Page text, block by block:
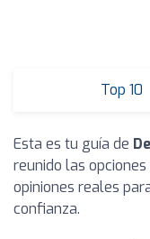
Top 10
Esta es tu guía de
reunido las
opiniones reales
confianza.